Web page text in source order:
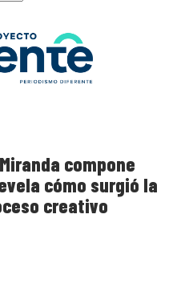
compone
cómo surgió la
creativo